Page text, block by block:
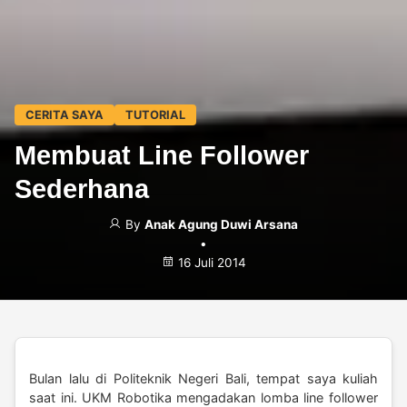
CERITA SAYA TUTORIAL
Membuat Line Follower
Sederhana
By Anak Agung Duwi Arsana
•
16 Juli 2014
Bulan lalu di Politeknik Negeri Bali, tempat saya kuliah
saat ini. UKM Robotika mengadakan lomba line follower